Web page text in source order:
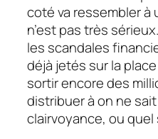
coté va ressembler à
n’est pas très
les scandales
déjà jetés sur la
sortir encore des
distribuer à on ne
clairvoyance, ou